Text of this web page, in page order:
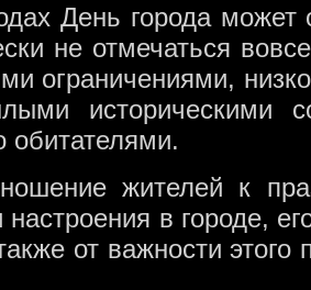
День города
не отмечаться
ограничениями,
историческими
обитателями.
жителей к
в городе,
от важности этого